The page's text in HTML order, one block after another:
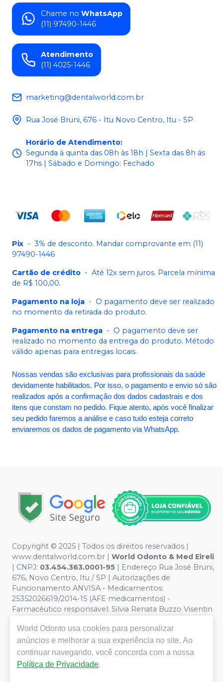
Chame no WhatsApp
(11) 97490-1446
Atendimento
(11) 4025-1446
marketing@dentalworld.com.br
Rua José Bruni, 676 - Itu Novo Centro, Itu - SP
Horário de Atendimento:
Segunda à quinta das 08h às 18h | Sexta das 8h ás
17hs | Sábado e Domingo: Fechado
Pix - 3% de desconto. Mandar comprovante em (11)
97490-1446
Cartão de crédito - Até 12x sem juros. Parcela mínima
de R$ 100,00.
Pagamento na loja - O pagamento deve ser realizado
no momento da retirada do produto.
Pagamento na entrega - O pagamento deve ser
realizado no momento da entrega do produto. Método
válido apenas para entregas locais.
Nossas vendas são exclusivas para profissionais da saúde
devidamente habilitados. Por isso, o pagamento e envio só são
realizados após a confirmação dos dados cadastrais e dos
itens que constam no pedido. Fique atento, após você finalizar
seu pedido faremos a análise e caso tudo esteja correto
enviaremos os dados de pagamento via WhatsApp.
Copyright © 2025 | Todos os direitos reservados |
www.dentalworld.com.br | World Odonto & Med Eireli
| CNPJ: 03.454.363.0001-95 | Endereço Rua José Bruni,
676, Novo Centro, Itu / SP | Autorizações de
Funcionamento ANVISA - Medicamentos:
25352026619/2014-15 (AFE medicamentos) -
Farmacêutico responsável: Silvia Renata Buzzo Visentin
Segurança - Fotos meramente ilustrativas - Os preços e
condições da loja virtual estão sujeitos a alterações. Em
caso de divergência de preços no site, o valor válido é o
do Carrinho de Compra. Não vendemos por atacado,
World Odonto usa cookies para personalizar
anúncios e melhorar a sua experiência no site. Ao
continuar navegando, você concorda com a nossa
Política de Privacidade.